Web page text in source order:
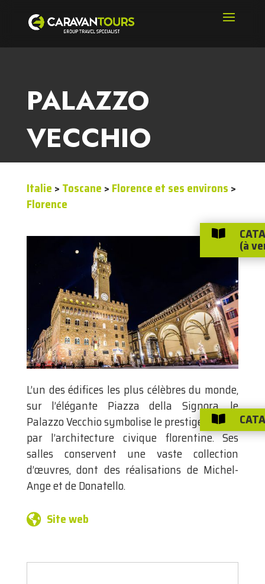
PALAZZO
VECCHIO
Italie > Toscane > Florence et ses environs >
Florence
L’un des édifices les plus célèbres du monde,
sur l’élégante Piazza della Signora, le
Palazzo Vecchio symbolise le prestige atteint
par l’architecture civique florentine. Ses
salles conservent une vaste collection
d’œuvres, dont des réalisations de Michel-
Ange et de Donatello.
Site web

(à
